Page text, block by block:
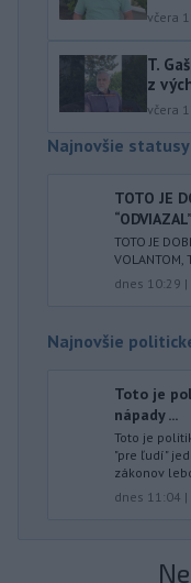
včera
T.
z
včera
Najnovšie
TOTO JE
TOTO JE
VOLANTOM,
dnes 10:29 |
Najnovšie
Toto je
nápady ...
Toto je
"pre ľudí"
zákonov
dnes 11:04 |